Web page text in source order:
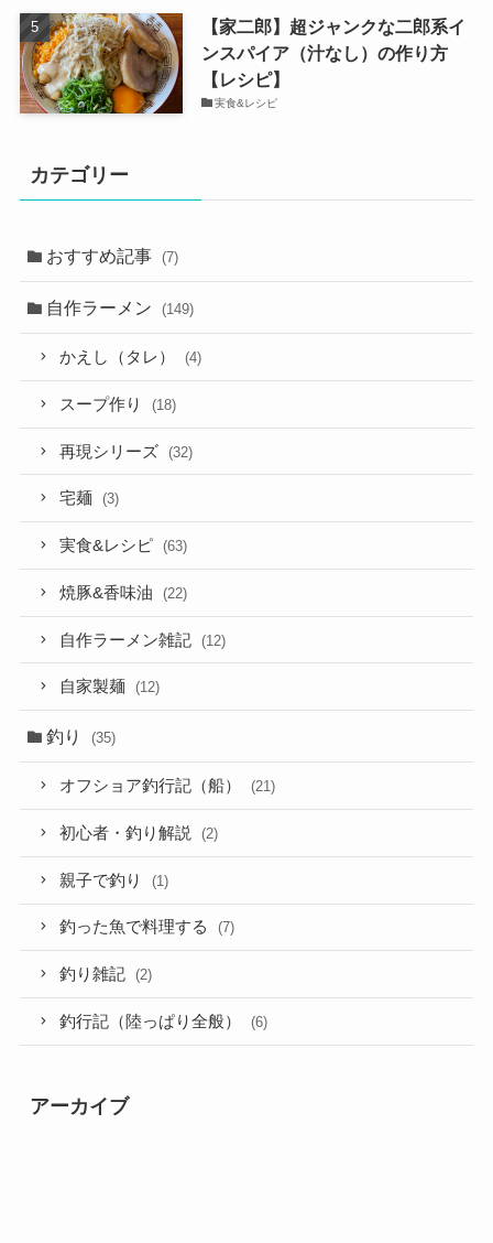
【家二郎】超ジャンクな二郎系イ
ンスパイア（汁なし）の作り方
【レシピ】
実食&レシピ
カテゴリー
おすすめ記事 (7)
自作ラーメン (149)
かえし（タレ） (4)
スープ作り (18)
再現シリーズ (32)
宅麺 (3)
実食&レシピ (63)
焼豚&香味油 (22)
自作ラーメン雑記 (12)
自家製麺 (12)
釣り (35)
オフショア釣行記（船） (21)
初心者・釣り解説 (2)
親子で釣り (1)
釣った魚で料理する (7)
釣り雑記 (2)
釣行記（陸っぱり全般） (6)
アーカイブ